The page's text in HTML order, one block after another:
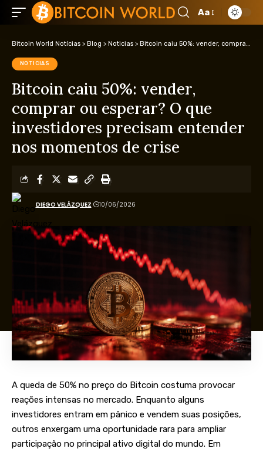
Aa
Bitcoin World Notícias > Blog > Noticias > Bitcoin caiu 50%: vender, comprar ou esperar? O que investidores precisam entender nos momentos de crise
NOTICIAS
Bitcoin caiu 50%: vender,
comprar ou esperar? O que
investidores precisam entender
nos momentos de crise
DIEGO VELÁZQUEZ 10/06/2026
A queda de 50% no preço do Bitcoin costuma provocar
reações intensas no mercado. Enquanto alguns
investidores entram em pânico e vendem suas posições,
outros enxergam uma oportunidade rara para ampliar
participação no principal ativo digital do mundo. Em